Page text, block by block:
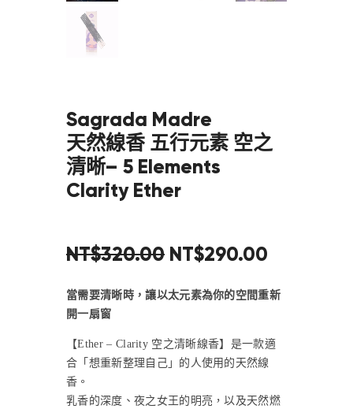
Sagrada Madre
天然線香 五行元素 空之
清晰– 5 Elements
Clarity Ether
NT$320.00 NT$290.00
當需要清晰時，讓以太元素為你的空間重新
開一扇窗
【Ether – Clarity 空之清晰線香】是一款適
合「想重新整理自己」的人使用的天然線
香。
乳香的深度、夜之女王的明亮，以及天然燃